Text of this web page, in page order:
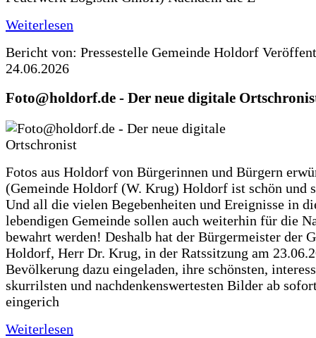
Weiterlesen
Bericht von: Pressestelle Gemeinde Holdorf
24.06.2026
Foto@holdorf.de - Der neue digitale
Fotos aus Holdorf von Bürgerinnen und Bürgern
(Gemeinde Holdorf (W. Krug) Holdorf ist schön und
Und all die vielen Begebenheiten und Ereignisse in
lebendigen Gemeinde sollen auch weiterhin für die
bewahrt werden! Deshalb hat der Bürgermeister der
Holdorf, Herr Dr. Krug, in der Ratssitzung am
Bevölkerung dazu eingeladen, ihre schönsten,
skurrilsten und nachdenkenswertesten Bilder ab
eingerich
Weiterlesen